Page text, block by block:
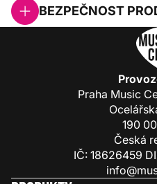
BEZPEČNOST
Praha Music
190
Česká
IČ: 18626459